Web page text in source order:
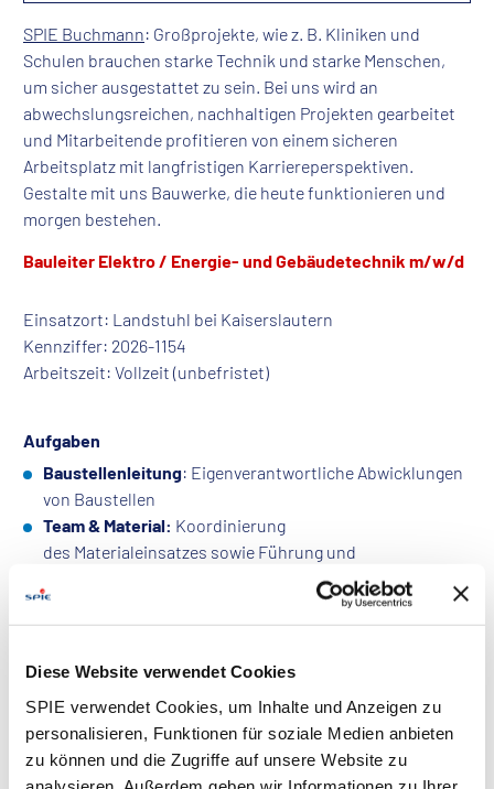
Diese Website verwendet Cookies
SPIE verwendet Cookies, um Inhalte und Anzeigen zu
personalisieren, Funktionen für soziale Medien anbieten
zu können und die Zugriffe auf unsere Website zu
SPIE Buchmann: Großprojekte, wie z. B. Kliniken und
Schulen brauchen starke Technik und starke Menschen,
um sicher ausgestattet zu sein. Bei uns wird an
abwechslungsreichen, nachhaltigen Projekten gearbeitet
und Mitarbeitende profitieren von einem sicheren
Arbeitsplatz mit langfristigen Karriereperspektiven.
Gestalte mit uns Bauwerke, die heute funktionieren und
morgen bestehen.
Bauleiter Elektro / Energie- und Gebäudetechnik m/w/d
Einsatzort: Landstuhl bei Kaiserslautern
Kennziffer: 2026-1154
Arbeitszeit: Vollzeit (unbefristet)
Aufgaben
Baustellenleitung: Eigenverantwortliche Abwicklungen
von Baustellen
Team & Material: Koordinierung
des Materialeinsatzes sowie Führung und
Abstimmung:
Enge Zusammenarbeit mit dem
Projektleiter und Kunden vor Ort
wöchentlichen Arbeitsvorgänge (z. B. Arbeitsstunden
und Zusatzarbeiten)
Kleinere Baustellen:Aktive Mitarbeit